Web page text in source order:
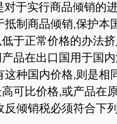
实行商品倾销的进
抵制商品倾销,保护本
于正常价格的办法
品在出口国用于国
这种国内价格,则是相
可比价格,或产品在
反倾销税必须符合下